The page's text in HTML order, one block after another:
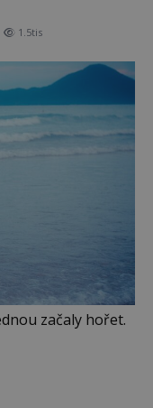
1.5tis
začaly hořet.